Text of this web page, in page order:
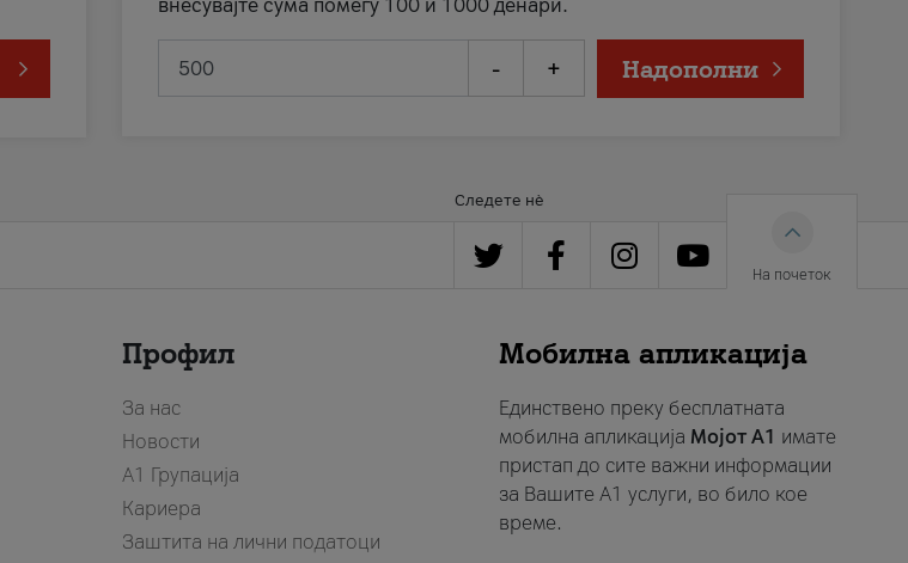
внесувајте сума помеѓу 100 и 1000 денари.
- + Надополни
Следете нè
На почеток
Профил
За нас
Новости
А1 Групација
Кариера
Заштита на лични податоци
Мобилна апликација
Единствено преку бесплатната
мобилна апликација Мојот A1 имате
пристап до сите важни информации
за Вашите A1 услуги, во било кое
време.